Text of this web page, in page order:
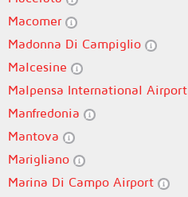
Macomer
Madonna Di Campiglio
Malcesine
Malpensa International Airport
Manfredonia
Mantova
Marigliano
Marina Di Campo Airport